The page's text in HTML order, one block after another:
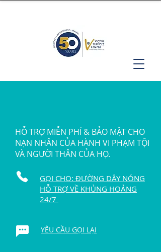
HỖ TRỢ MIỄN PHÍ & BẢO MẬT CHO
NẠN NHÂN CỦA HÀNH VI PHẠM TỘI
VÀ NGƯỜI THÂN CỦA HỌ.
GỌI CHO: ĐƯỜNG DÂY NÓNG
HỖ TRỢ VỀ KHỦNG HOẢNG
24/7
YÊU CẦU GỌI LẠI